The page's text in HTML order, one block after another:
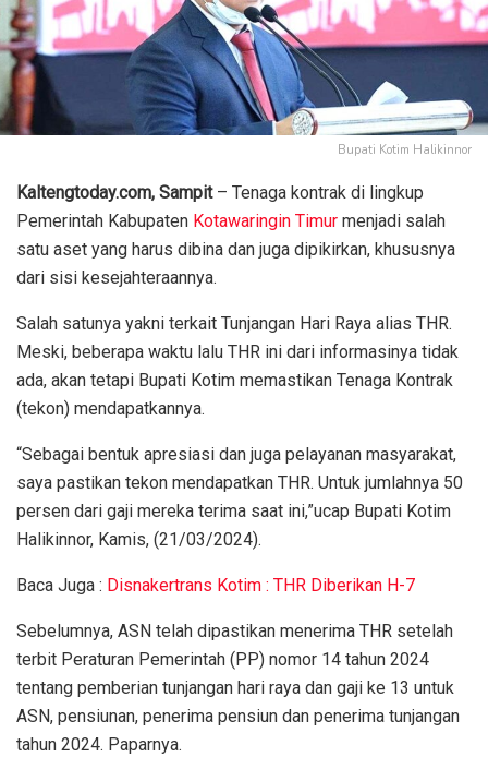
Bupati Kotim Halikinnor
Kaltengtoday.com, Sampit– Tenaga kontrak di lingkup
Pemerintah Kabupaten Kotawaringin Timur menjadi salah
satu aset yang harus dibina dan juga dipikirkan, khususnya
dari sisi kesejahteraannya.
Salah satunya yakni terkait Tunjangan Hari Raya alias THR.
Meski, beberapa waktu lalu THR ini dari informasinya tidak
ada, akan tetapi Bupati Kotim memastikan Tenaga Kontrak
(tekon) mendapatkannya.
“Sebagai bentuk apresiasi dan juga pelayanan masyarakat,
saya pastikan tekon mendapatkan THR. Untuk jumlahnya 50
persen dari gaji mereka terima saat ini,”ucap Bupati Kotim
Halikinnor, Kamis, (21/03/2024).
Baca Juga : Disnakertrans Kotim : THR Diberikan H-7
Sebelumnya, ASN telah dipastikan menerima THR setelah
terbit Peraturan Pemerintah (PP) nomor 14 tahun 2024
tentang pemberian tunjangan hari raya dan gaji ke 13 untuk
ASN, pensiunan, penerima pensiun dan penerima tunjangan
tahun 2024. Paparnya.